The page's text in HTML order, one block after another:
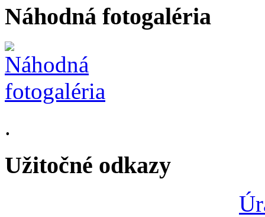
Náhodná fotogaléria
.
Užitočné odkazy